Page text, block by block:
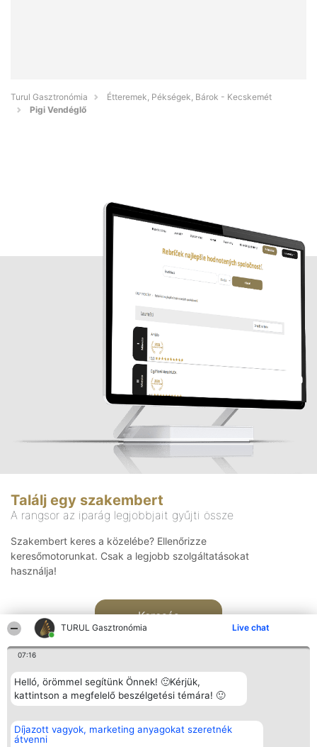
TURUL Gasztronómia Live chat
07:16
Helló, örömmel segítünk Önnek! 🙂Kérjük,
kattintson a megfelelő beszélgetési témára! 🙂
Díjazott vagyok, marketing anyagokat szeretnék
átvenni
Turul Gasztronómia
Étteremek, Pékségek, Bárok - Kecskemét
Pigi Vendéglő
Találj egy szakembert
A rangsor az iparág legjobbjait gyűjti össze
Szakembert keres a közelébe? Ellenőrizze
keresőmotorunkat. Csak a legjobb szolgáltatásokat
használja!
Keresés
Rangsorszervező
SC Beautiful Company S.R.L.
Bulevardul Aleea Timișul De
Népszavazás
Nyertesek
Elérhetőség
Elérhetőség